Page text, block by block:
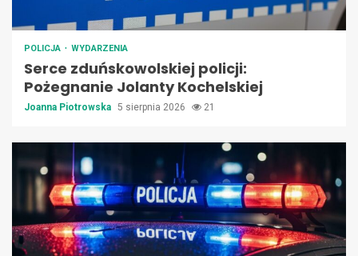
POLICJA WYDARZENIA
Serce zduńskowolskiej policji:
Pożegnanie Jolanty Kochelskiej
Joanna Piotrowska 5 sierpnia 2026 21